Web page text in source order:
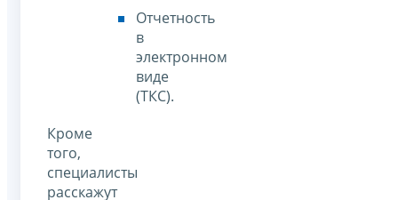
Отчетность
в
электронном
виде
(ТКС).
Кроме
того,
специалисты
расскажут